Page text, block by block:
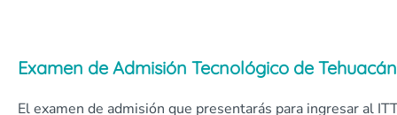
Examen de Admisión Tecnológico de Tehuacán
El examen de admisión que presentarás para ingresar al